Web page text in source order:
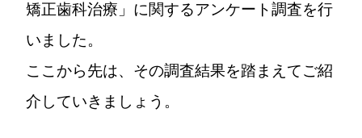
矯正歯科治療」に関するアンケート調査を行
いました。
ここから先は、その調査結果を踏まえてご紹
介していきましょう。